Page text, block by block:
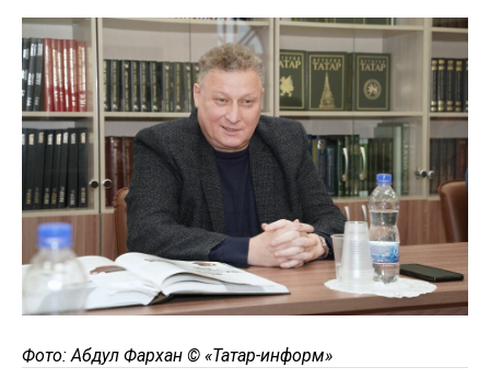
Фото: Абдул Фархан © «Татар-информ»